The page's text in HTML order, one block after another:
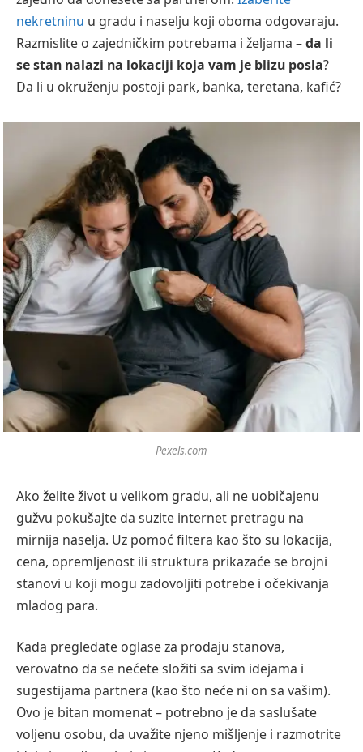
nekretninu u gradu i naselju koji oboma odgovaraju.
Razmislite o zajedničkim potrebama i željama –da li
se stan nalazi na lokaciji koja vam je blizu posla?
Da li u okruženju postoji park, banka, teretana, kafić?
Pexels.com
Ako želite život u velikom gradu, ali ne uobičajenu
gužvu pokušajte da suzite internet pretragu na
mirnija naselja. Uz pomoć filtera kao što su lokacija,
cena, opremljenost ili struktura prikazaće se brojni
stanovi u koji mogu zadovoljiti potrebe i očekivanja
mladog para.
Kada pregledate oglase za prodaju stanova,
verovatno da se nećete složiti sa svim idejama i
sugestijama partnera (kao što neće ni on sa vašim).
Ovo je bitan momenat – potrebno je da saslušate
voljenu osobu, da uvažite njeno mišljenje i razmotrite